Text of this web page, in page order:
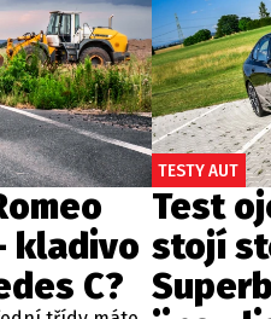
kladivo
C?
TESTY AUT
Test
stojí